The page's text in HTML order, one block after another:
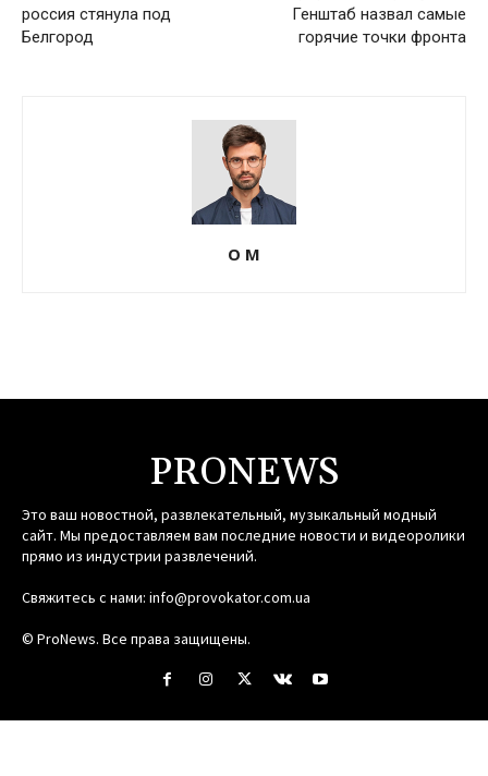
россия стянула под
Белгород
Генштаб назвал самые
горячие точки фронта
О М
PRONEWS
Это ваш новостной, развлекательный, музыкальный модный
сайт. Мы предоставляем вам последние новости и видеоролики
прямо из индустрии развлечений.
Свяжитесь с нами: info@provokator.com.ua
© ProNews. Все права защищены.